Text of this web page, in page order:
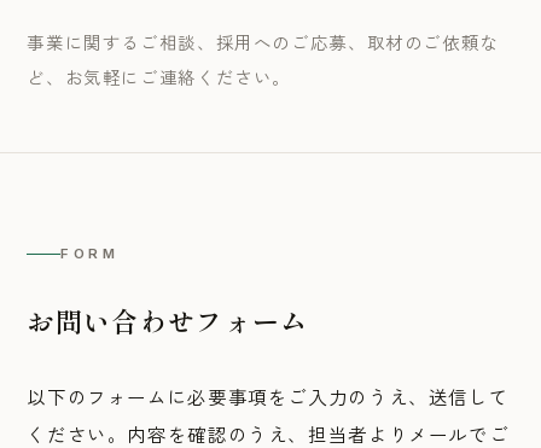
事業に関するご相談、採用へのご応募、取材のご依頼な
ど、お気軽にご連絡ください。
FORM
お問い合わせフォーム
以下のフォームに必要事項をご入力のうえ、送信して
ください。内容を確認のうえ、担当者よりメールでご